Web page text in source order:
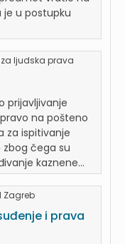
u postupku
ljudska prava
prijavljivanje
na pošteno
za ispitivanje
zbog čega su
kaznene...
Zagreb
i prava